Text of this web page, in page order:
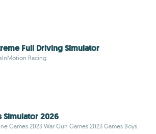
Full Driving Simulator
Racing
Simulator 2026
Games 2023 War Gun Games 2023 Games Boys